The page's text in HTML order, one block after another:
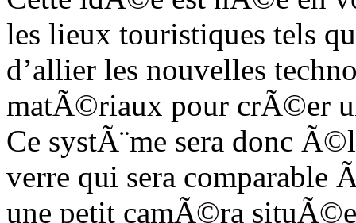
les lieux touristiques tels
d’allier les nouvelles
matÃ©riaux pour crÃ©er
Ce systÃ¨me sera donc
verre qui sera comparable
une petit camÃ©ra